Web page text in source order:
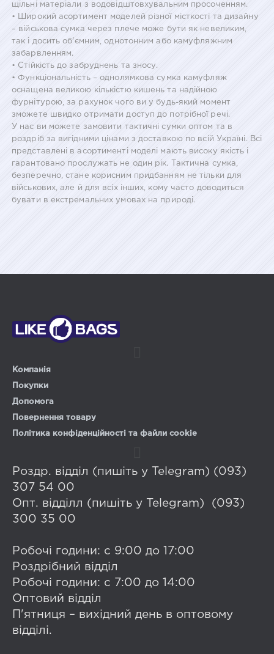
щільні матеріали з водовідштовхувальним просоченням.
• Широкий асортимент моделей різної місткості та дизайну
– військова сумка через плече може бути як невеликим,
так і досить об'ємним, однотонним або камуфляжним
забарвленням.
• Стійкість до забруднень та зносу.
• Функціональність – однолямкова сумка камуфляж
оснащена великою кількістю кишень та надійною
фурнітурою, за рахунок чого ви у будь-який момент
зможете швидко отримати доступ до потрібної речі.
У нас ви можете замовити тактичні сумки оптом та в
роздріб за вигідними цінами з доставкою по всій Україні. Всі
представлені в асортименті моделі мають високу якість і
гарантовано прослужать не один рік. Тактична сумка,
безперечно, стане корисним придбанням не тільки для
військових, але й для всіх інших, кому часто доводиться
бувати в екстремальних умовах на природі.
Компанія
Покупки
Допомога
Повернення товару
Політика конфіденційності та файли cookie
Роздр. відділ (пишіть у Telegram) (093)
307 54 00
Опт. відділл (пишіть у Telegram) (093)
300 35 00
Робочі години: с 9:00 до 17:00
Роздрібний відділ
Робочі години: с 7:00 до 14:00
Оптовий відділ
П'ятниця – вихідний день в оптовому
відділі.